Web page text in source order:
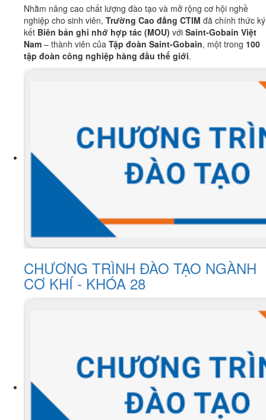
Nhằm nâng cao chất lượng đào tạo và mở rộng cơ hội nghề
nghiệp cho sinh viên, Trường Cao đẳng CTIM đã chính thức ký
kết Biên bản ghi nhớ hợp tác (MOU) với Saint-Gobain Việt
Nam – thành viên của Tập đoàn Saint-Gobain, một trong 100
tập đoàn công nghiệp hàng đầu thế giới.
CHƯƠNG TRÌNH ĐÀO TẠO NGÀNH
CƠ KHÍ - KHÓA 28